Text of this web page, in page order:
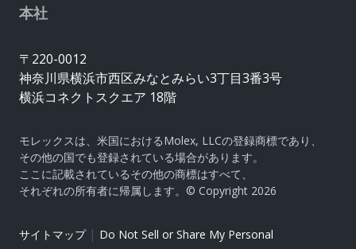
本社
〒220-0012
神奈川県横浜市西区みなとみらい3丁目3番3号
横浜コネクトスクエア 18階
モレックスは、米国におけるMolex, LLCの登録商標であり、
その他の国でも登録されている場合があります。
ここに記載されているその他の商標はすべて、
それぞれの所有者に帰属します。© Copyright 2026
サイトマップ| Do Not Sell or Share My Personal